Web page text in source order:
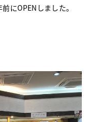
にOPENしました。